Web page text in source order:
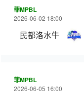
菲MPBL
2026-06-02 18:00
民都洛水牛
菲MPBL
2026-06-05 16:00